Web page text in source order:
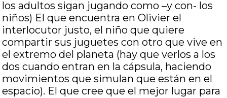
los adultos sigan jugando como –y con- los
niños) El que encuentra en Olivier el
interlocutor justo, el niño que quiere
compartir sus juguetes con otro que vive en
el extremo del planeta (hay que verlos a los
dos cuando entran en la cápsula, haciendo
movimientos que simulan que están en el
espacio). El que cree que el mejor lugar para